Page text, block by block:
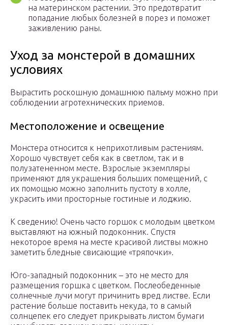
на материнском растении. Это предотвратит
попадание любых болезней в порез и поможет
заживлению раны.
Уход за монстерой в домашних
условиях
Вырастить роскошную домашнюю пальму можно при
соблюдении агротехнических приемов.
Местоположение и освещение
Монстера относится к неприхотливым растениям.
Хорошо чувствует себя как в светлом, так и в
полузатененном месте. Взрослые экземпляры
применяют для украшения больших помещений, с
их помощью можно заполнить пустоту в холле,
украсить ими просторные гостиные и лоджию.
К сведению! Очень часто горшок с молодым цветком
выставляют на южный подоконник. Спустя
некоторое время на месте красивой листвы можно
заметить бледные свисающие «тряпочки».
Юго-западный подоконник – это не место для
размещения горшка с цветком. Послеобеденные
солнечные лучи могут причинить вред листве. Если
растение больше поставить некуда, то в самый
солнцепек его следует прикрывать листом бумаги